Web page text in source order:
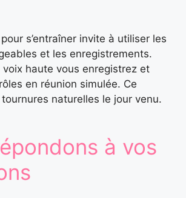
s’entraîner invite à utiliser les
et les enregistrements.
haute vous enregistrez et
en réunion simulée. Ce
naturelles le jour venu.
à vos